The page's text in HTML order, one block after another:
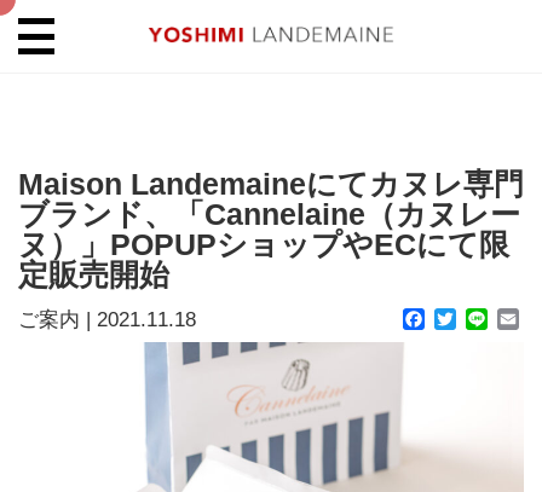
Maison Landemaineにてカヌレ専門
ブランド、「Cannelaine（カヌレー
ヌ）」POPUPショップやECにて限
定販売開始
ご案内 | 2021.11.18 Facebook
Twitter
Line